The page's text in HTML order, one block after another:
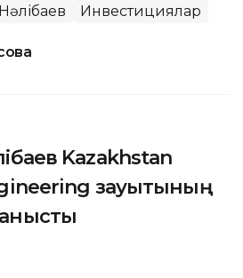
Инвестициялар
Kazakhstan
зауытының